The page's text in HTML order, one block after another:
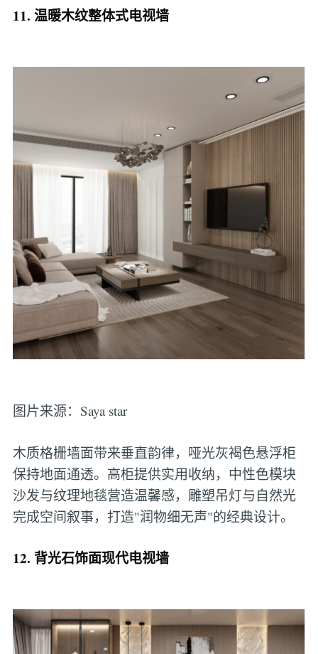
11. 温暖木纹整体式电视墙
图片来源：Saya star
木质格栅墙面带来垂直韵律，哑光灰褐色悬浮柜
保持地面通透。高柜提供实用收纳，中性色模块
沙发与纹理地毯营造温馨感，雕塑吊灯与自然光
完成空间叙事，打造"润物细无声"的经典设计。
12. 背光石饰面现代电视墙